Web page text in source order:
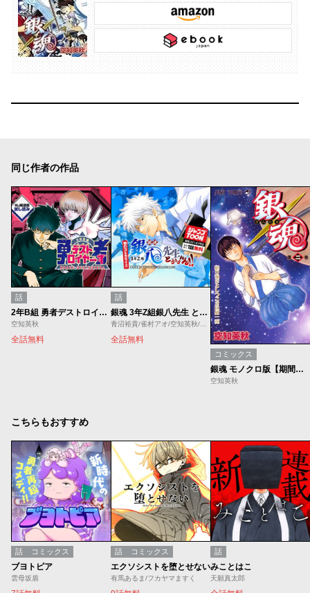
同じ作者の作品
話
2年B組 勇者デストロイヤーず／週刊少年ジャンプ新連載試し読み
空知英秋
全話無料
話
銀魂 3年Z組銀八先生 とぅぅぅんん!!／ジャンプTOONおためし1話無料
全話無料
コミックス
銀魂 モノクロ版【期間限定無料】
空知英秋
こちらもおすすめ
話 コミックス
ブヨトピア
雲母坂盾
話 コミックス
エクソシストを堕とせない
有馬あるま/フカヤマますく
話
みことはこ
天願真太郎